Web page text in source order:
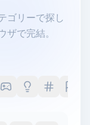
ゴリーで探し
で完結。